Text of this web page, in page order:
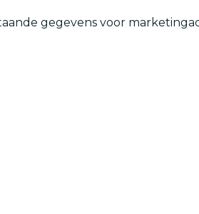
gegevens voor